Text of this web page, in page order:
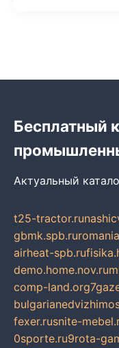
Бесплатный
Актуальный
t25-tractor.ru
gbmk.spb.ru
airheat-spb.ru
demo.home.nov.ru
comp-land.org
fexer.rusnite-
0sporte.ru9rota-